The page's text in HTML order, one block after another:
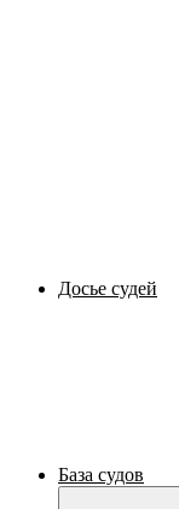
Досье судей
База судов